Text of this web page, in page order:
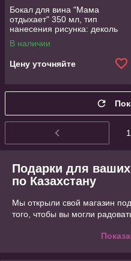
Бокал для вина "Мама
отдыхает" 350 мл, тип
нанесения рисунка: деколь
В наличии
Цену уточняйте
1
Подарки для
по Казахстану
Мы открыли свой магазин
того, чтобы вы могли
эффектный, памятный,